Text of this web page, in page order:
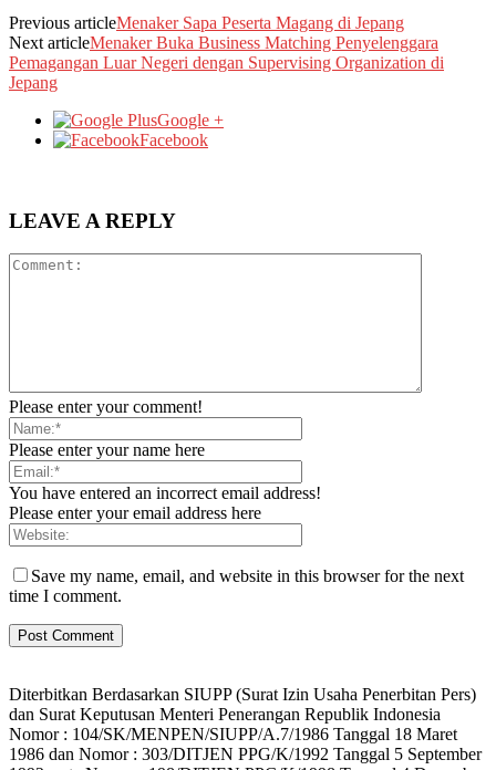
Previous articleMenaker Sapa Peserta Magang di Jepang
Next articleMenaker Buka Business Matching Penyelenggara
Pemagangan Luar Negeri dengan Supervising Organization di
Jepang
Google +
Facebook
LEAVE A REPLY
Please enter your comment!
Please enter your name here
You have entered an incorrect email address!
Please enter your email address here
Save my name, email, and website in this browser for the next
time I comment.
Diterbitkan Berdasarkan SIUPP (Surat Izin Usaha Penerbitan Pers)
dan Surat Keputusan Menteri Penerangan Republik Indonesia
Nomor : 104/SK/MENPEN/SIUPP/A.7/1986 Tanggal 18 Maret
1986 dan Nomor : 303/DITJEN PPG/K/1992 Tanggal 5 September